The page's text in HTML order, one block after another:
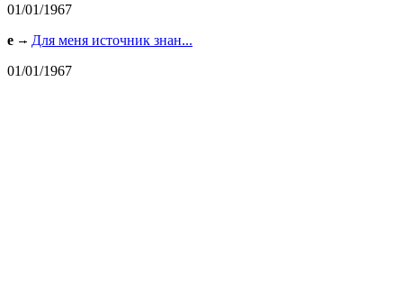
01/01/1967
e
Для меня источник знан...
01/01/1967